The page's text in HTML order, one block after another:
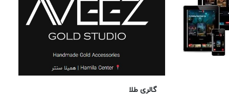
گالری طلا